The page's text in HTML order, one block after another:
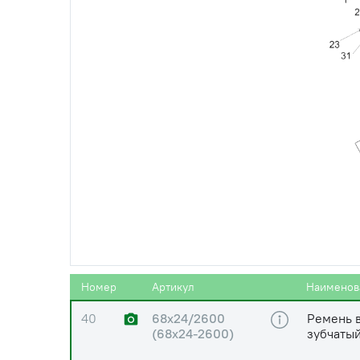
Номер Артикул
40
68х24/2600
(68х24-2600)
Ремень